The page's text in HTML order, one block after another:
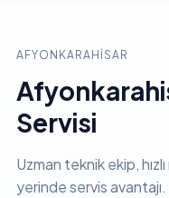
AFYONKARAHISAR
Servisi
Uzman teknik ekip,
yerinde servis avantajı.